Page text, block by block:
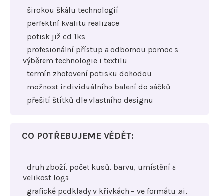
širokou škálu technologií
perfektní kvalitu realizace
potisk již od 1ks
profesionální přístup a odbornou pomoc s
výběrem technologie i textilu
termín zhotovení potisku dohodou
možnost individuálního balení do sáčků
přešití štítků dle vlastního designu
CO POTŘEBUJEME VĚDĚT:
druh zboží, počet kusů, barvu, umístění a
velikost loga
grafické podklady v křivkách – ve formátu .ai,